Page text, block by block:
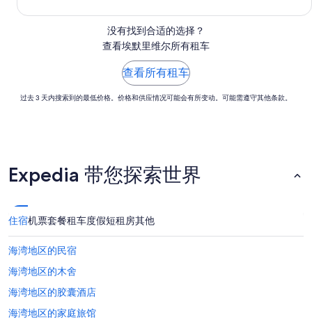
11
没有找到合适的选择？
查看埃默里维尔所有租车
查看所有租车
过去 3 天内搜索到的最低价格。价格和供应情况可能会有所变动。可能需遵守其他条款。
Expedia 带您探索世界
住宿机票套餐租车度假短租房其他
海湾地区的民宿
海湾地区的木舍
海湾地区的胶囊酒店
海湾地区的家庭旅馆